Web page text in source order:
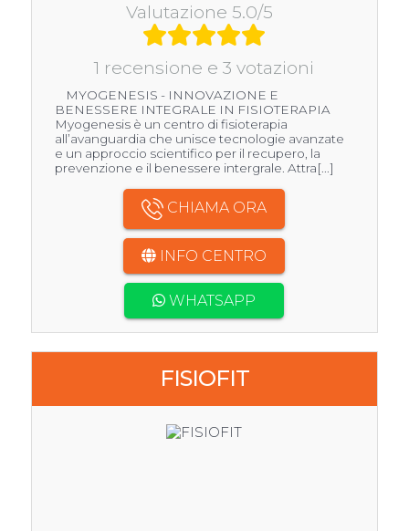
Valutazione 5.0/5
1 recensione e 3 votazioni
MYOGENESIS - INNOVAZIONE E
BENESSERE INTEGRALE IN FISIOTERAPIA
Myogenesis è un centro di fisioterapia
all’avanguardia che unisce tecnologie avanzate
e un approccio scientifico per il recupero, la
prevenzione e il benessere intergrale. Attra[...]
CHIAMA ORA
INFO CENTRO
WHATSAPP
FISIOFIT